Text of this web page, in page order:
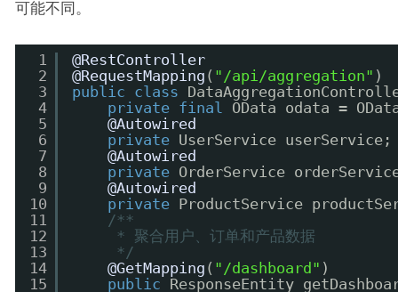
可能不同。
1
2
3
4
5
6
7
8
9
10
11
12
13
14
15
@RestController
@RequestMapping ( "/api/aggregation" )
public
class
private final
OData odata =
@Autowired
private UserService userService;
@Autowired
private OrderService
@Autowired
private ProductService
/**
* 聚合用户、订单和产品数据
*/
@GetMapping ( "/dashboard" )
public
ResponseEntity